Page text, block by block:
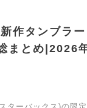
作タンブラ
まとめ|2026
ターバックス)の限